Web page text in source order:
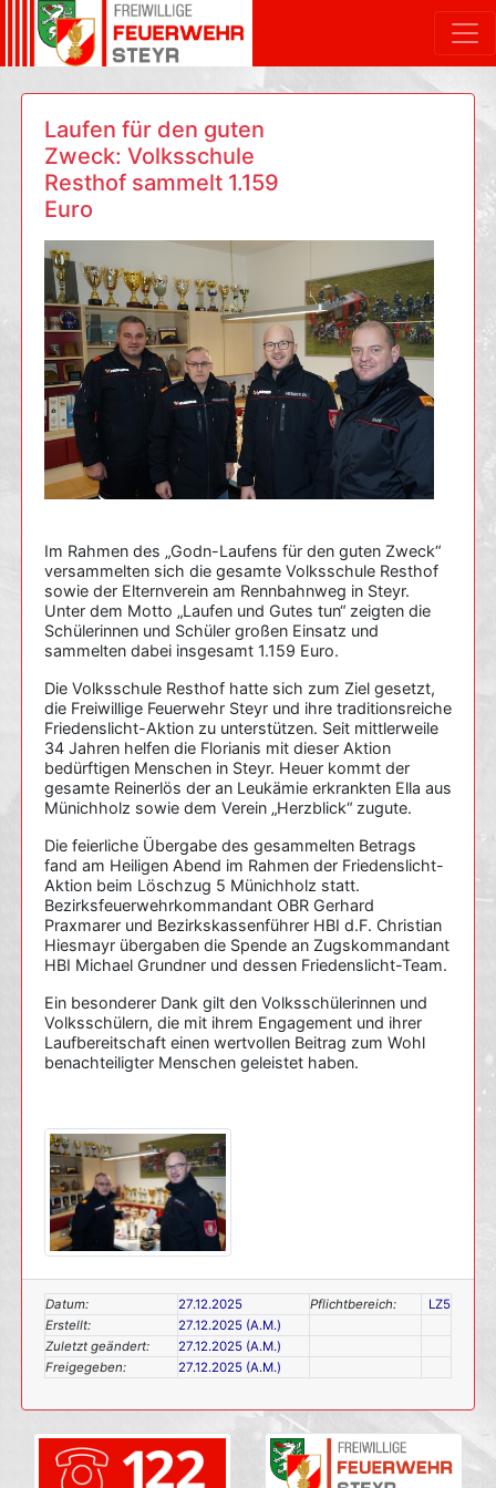
Laufen für den guten
Zweck: Volksschule
Resthof sammelt 1.159
Euro
Im Rahmen des „Godn-Laufens für den guten Zweck“
versammelten sich die gesamte Volksschule Resthof
sowie der Elternverein am Rennbahnweg in Steyr.
Unter dem Motto „Laufen und Gutes tun“ zeigten die
Schülerinnen und Schüler großen Einsatz und
sammelten dabei insgesamt 1.159 Euro.
Die Volksschule Resthof hatte sich zum Ziel gesetzt,
die Freiwillige Feuerwehr Steyr und ihre traditionsreiche
Friedenslicht-Aktion zu unterstützen. Seit mittlerweile
34 Jahren helfen die Florianis mit dieser Aktion
bedürftigen Menschen in Steyr. Heuer kommt der
gesamte Reinerlös der an Leukämie erkrankten Ella aus
Münichholz sowie dem Verein „Herzblick“ zugute.
Die feierliche Übergabe des gesammelten Betrags
fand am Heiligen Abend im Rahmen der Friedenslicht-
Aktion beim Löschzug 5 Münichholz statt.
Bezirksfeuerwehrkommandant OBR Gerhard
Praxmarer und Bezirkskassenführer HBI d.F. Christian
Hiesmayr übergaben die Spende an Zugskommandant
HBI Michael Grundner und dessen Friedenslicht-Team.
Ein besonderer Dank gilt den Volksschülerinnen und
Volksschülern, die mit ihrem Engagement und ihrer
Laufbereitschaft einen wertvollen Beitrag zum Wohl
benachteiligter Menschen geleistet haben.
Datum: 27.12.2025 Pflichtbereich:
LZ5
Erstellt:
27.12.2025 (A.M.)
Zuletzt geändert:
27.12.2025 (A.M.)
Freigegeben:
27.12.2025 (A.M.)